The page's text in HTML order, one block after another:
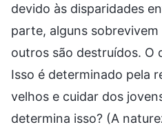
devido às disparidades
parte, alguns
outros são destruídos. O
Isso é determinado pela
velhos e cuidar dos
determina isso? (A